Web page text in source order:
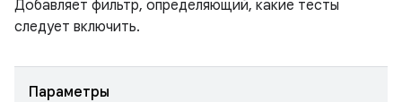
Добавляет фильтр, определяющий, какие тесты
следует включить.
Параметры